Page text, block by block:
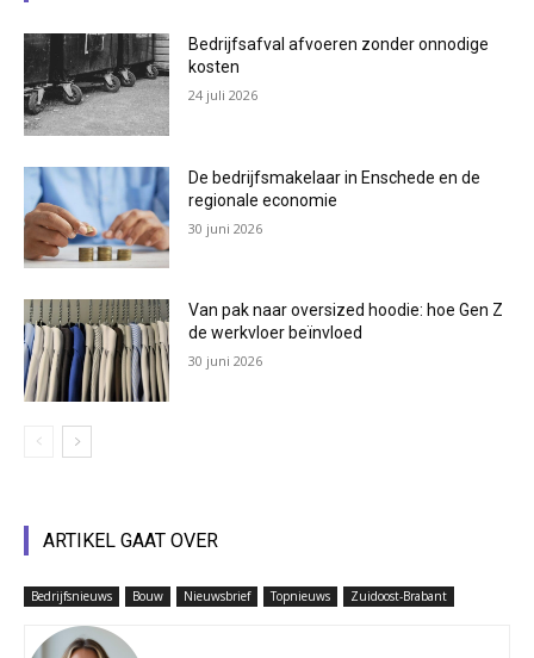
Bedrijfsafval afvoeren zonder onnodige
kosten
24 juli 2026
De bedrijfsmakelaar in Enschede en de
regionale economie
30 juni 2026
Van pak naar oversized hoodie: hoe Gen Z
de werkvloer beïnvloed
30 juni 2026
ARTIKEL GAAT OVER
Bedrijfsnieuws Bouw Nieuwsbrief Topnieuws Zuidoost-Brabant